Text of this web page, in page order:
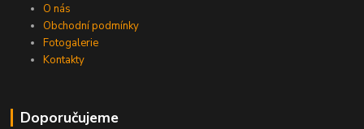
O nás
Obchodní podmínky
Fotogalerie
Kontakty
Doporučujeme